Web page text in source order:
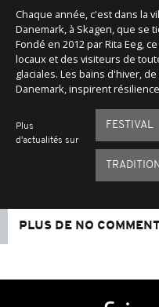
Chaque année, c'est dans la
Danemark, à Skagen, que se
Fondé en 2012 par Rita Eeg,
locaux et des visiteurs de
glaciales. Les bains d'hiver,
Danemark, inspirent
Plus
d'actualités sur
FESTIVAL
TRADITION
PLUS DE NO